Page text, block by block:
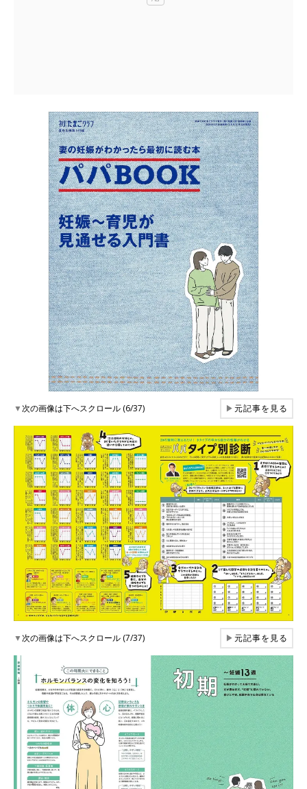
▼次の画像は下へスクロール (6/37) ▶元記事を見る
▼次の画像は下へスクロール (7/37) ▶元記事を見る